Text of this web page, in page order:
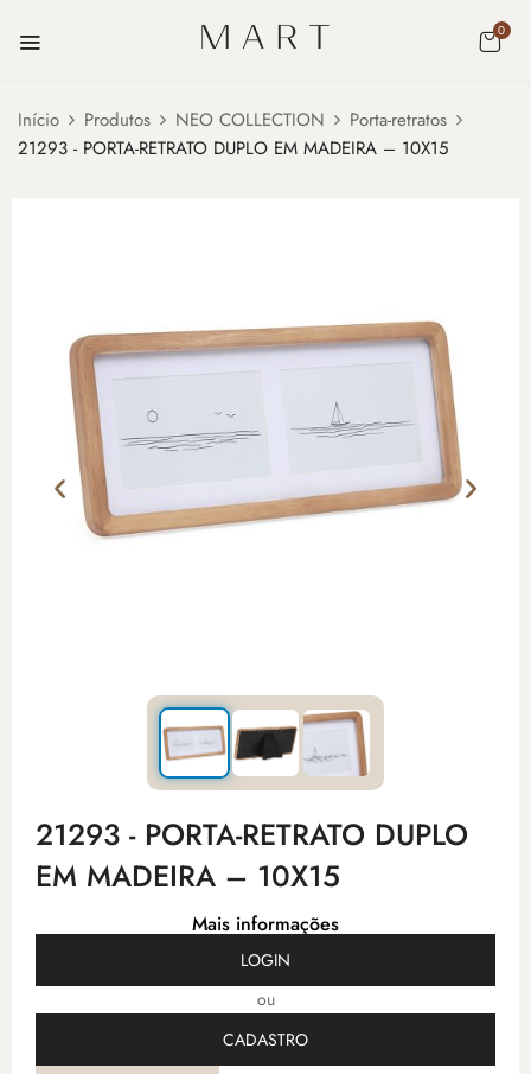
0
Início Produtos NEO COLLECTION
Porta-retratos
21293 - PORTA-RETRATO DUPLO EM MADEIRA – 10X15
21293 - PORTA-RETRATO DUPLO
EM MADEIRA – 10X15
Mais informações
LOGIN
ou
CADASTRO